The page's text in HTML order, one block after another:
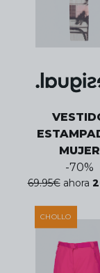
MUJER
-70%
69.95€ ahora
CHOLLO